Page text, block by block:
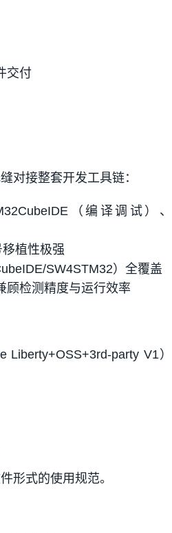
交付
对接整套开发工具链：
（编译调试）、
植性极强
SW4STM32）全覆盖
顾检测精度与运行效率
party V1）
形式的使用规范。